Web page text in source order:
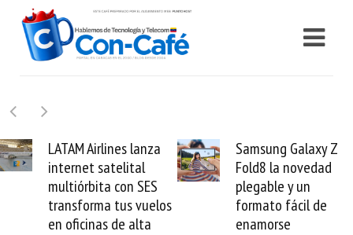
lanza
satelital
con SES
tus vuelos
de alta
Samsung Galaxy Z
Fold8 la novedad
plegable y un
formato fácil de
enamorse